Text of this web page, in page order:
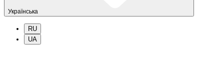
Українська
RU
UA